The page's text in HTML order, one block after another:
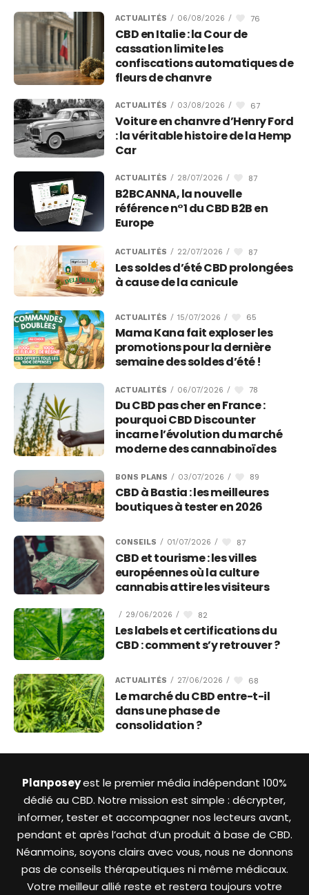
ACTUALITÉS / 06/08/2026 / 76
CBD en Italie : la Cour de
cassation limite les
confiscations automatiques de
fleurs de chanvre
ACTUALITÉS / 03/08/2026 / 67
Voiture en chanvre d’Henry Ford
: la véritable histoire de la Hemp
Car
ACTUALITÉS / 28/07/2026 / 87
B2BCANNA, la nouvelle
référence n°1 du CBD B2B en
Europe
ACTUALITÉS / 22/07/2026 / 87
Les soldes d’été CBD prolongées
à cause de la canicule
ACTUALITÉS / 15/07/2026 / 65
Mama Kana fait exploser les
promotions pour la dernière
semaine des soldes d’été !
ACTUALITÉS / 06/07/2026 / 78
Du CBD pas cher en France :
pourquoi CBD Discounter
incarne l’évolution du marché
moderne des cannabinoïdes
BONS PLANS / 03/07/2026 / 89
CBD à Bastia : les meilleures
boutiques à tester en 2026
CONSEILS / 01/07/2026 / 87
CBD et tourisme : les villes
européennes où la culture
cannabis attire les visiteurs
/ 29/06/2026 / 82
Les labels et certifications du
CBD : comment s’y retrouver ?
ACTUALITÉS / 27/06/2026 / 68
Le marché du CBD entre-t-il
dans une phase de
consolidation ?
Planposeyest le premier média indépendant 100%
dédié au CBD. Notre mission est simple : décrypter,
informer, tester et accompagner nos lecteurs avant,
pendant et après l’achat d’un produit à base de CBD.
Néanmoins, soyons clairs avec vous, nous ne donnons
pas de conseils thérapeutiques ni même médicaux.
Votre meilleur allié reste et restera toujours votre